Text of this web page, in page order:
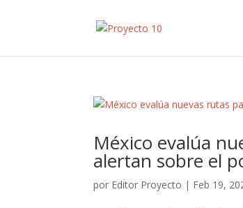
México evalúa
alertan sobre el
por Editor Proyecto | Feb 19,